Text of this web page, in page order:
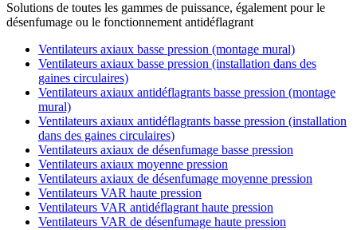
Solutions de toutes les gammes de puissance, également pour le
désenfumage ou le fonctionnement antidéflagrant
Ventilateurs axiaux basse pression (montage mural)
Ventilateurs axiaux basse pression (installation dans des
gaines circulaires)
Ventilateurs axiaux antidéflagrants basse pression (montage
mural)
Ventilateurs axiaux antidéflagrants basse pression (installation
dans des gaines circulaires)
Ventilateurs axiaux de désenfumage basse pression
Ventilateurs axiaux moyenne pression
Ventilateurs axiaux de désenfumage moyenne pression
Ventilateurs VAR haute pression
Ventilateurs VAR antidéflagrant haute pression
Ventilateurs VAR de désenfumage haute pression